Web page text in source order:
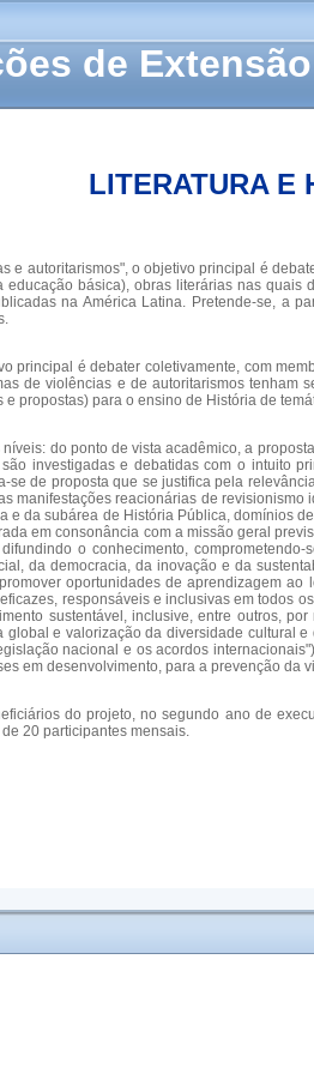
de Extensão
LITERATURA E
e autoritarismos", o objetivo principal é
básica), obras literárias nas
na América Latina. Pretende-se, a
principal é debater coletivamente, com
de violências e de autoritarismos tenham
propostas) para o ensino de História de
do ponto de vista acadêmico, a
investigadas e debatidas com o intuito
se de proposta que se justifica pela
manifestações reacionárias de
e da subárea de História Pública, domínios
em consonância com a missão geral
o conhecimento,
da democracia, da inovação e da
oportunidades de aprendizagem
responsáveis e inclusivas em todos
sustentável, inclusive, entre outros,
e valorização da diversidade cultural
nacional e os acordos
em desenvolvimento, para a prevenção da
do projeto, no segundo ano de
20 participantes mensais.